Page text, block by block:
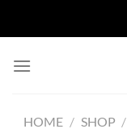
HOME / SHOP /